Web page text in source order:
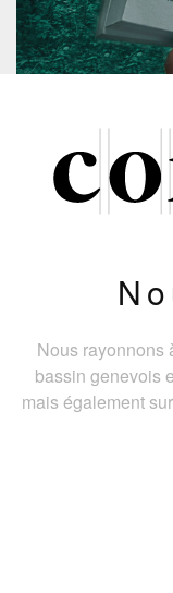
Nous rayonnons
bassin genevois
mais également